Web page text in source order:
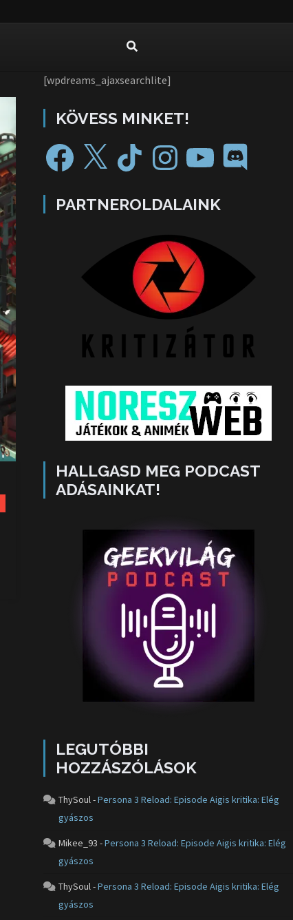
[wpdreams_ajaxsearchlite]
KÖVESS MINKET!
PARTNEROLDALAINK
HALLGASD MEG PODCAST
ADÁSAINKAT!
LEGUTÓBBI
HOZZÁSZÓLÁSOK
ThySoul-Persona 3 Reload: Episode Aigis kritika: Elég
gyászos
Mikee_93 -Persona 3 Reload: Episode Aigis kritika: Elég
gyászos
ThySoul-Persona 3 Reload: Episode Aigis kritika: Elég
gyászos